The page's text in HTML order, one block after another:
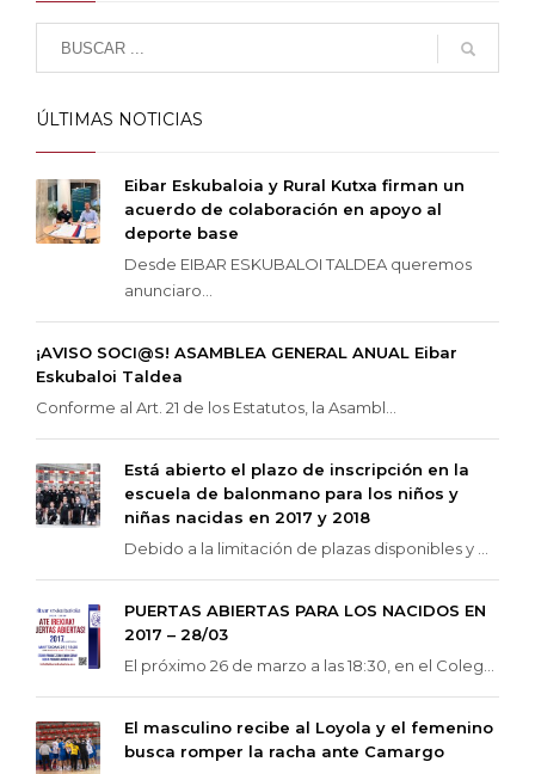
ÚLTIMAS NOTICIAS
Eibar Eskubaloia y Rural Kutxa firman un
acuerdo de colaboración en apoyo al
deporte base
Desde EIBAR ESKUBALOI TALDEA queremos
anunciaro...
¡AVISO SOCI@S! ASAMBLEA GENERAL ANUAL Eibar
Eskubaloi Taldea
Conforme al Art. 21 de los Estatutos, la Asambl...
Está abierto el plazo de inscripción en la
escuela de balonmano para los niños y
niñas nacidas en 2017 y 2018
Debido a la limitación de plazas disponibles y ...
PUERTAS ABIERTAS PARA LOS NACIDOS EN
2017 – 28/03
El próximo 26 de marzo a las 18:30, en el Coleg...
El masculino recibe al Loyola y el femenino
busca romper la racha ante Camargo